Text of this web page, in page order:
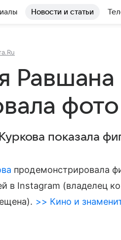
Новости и статьи
Равшана
показала
продемонстрировала
в Instagram (владелец
>> Кино и